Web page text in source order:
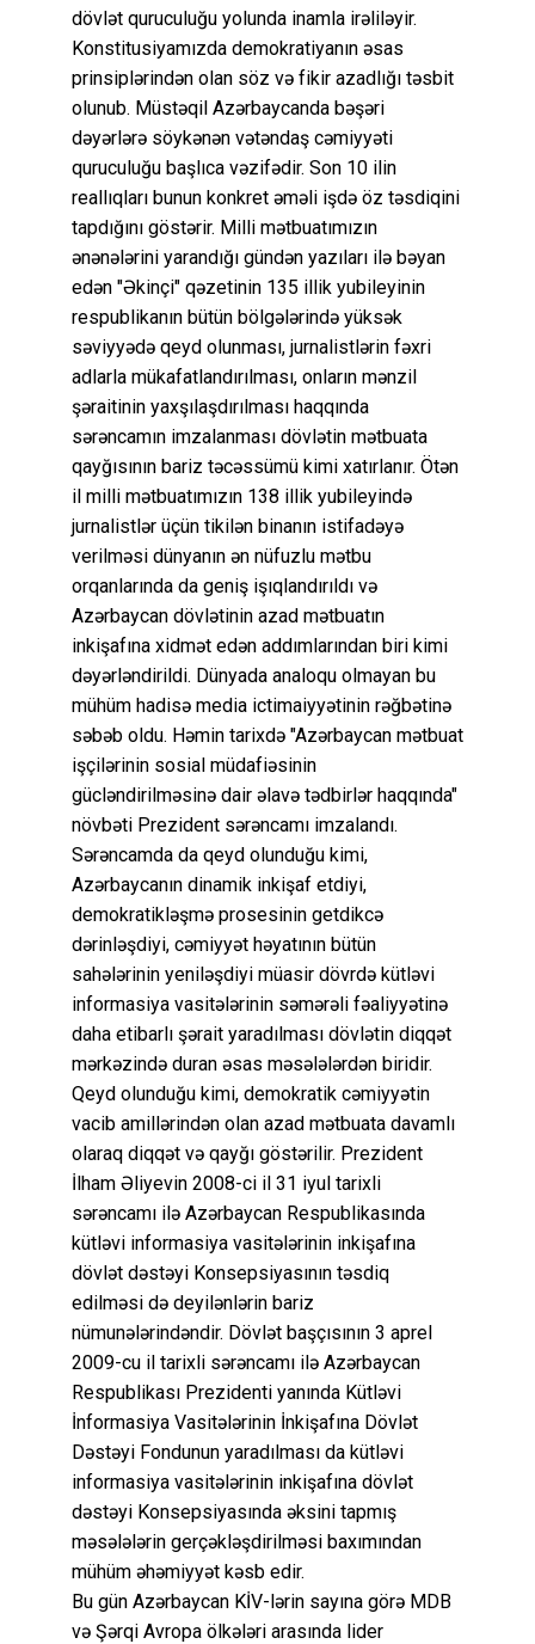
dövlət quruculuğu yolunda inamla irəliləyir.
Konstitusiyamızda demokratiyanın əsas
prinsiplərindən olan söz və fikir azadlığı təsbit
olunub. Müstəqil Azərbaycanda bəşəri
dəyərlərə söykənən vətəndaş cəmiyyəti
quruculuğu başlıca vəzifədir. Son 10 ilin
reallıqları bunun konkret əməli işdə öz təsdiqini
tapdığını göstərir. Milli mətbuatımızın
ənənələrini yarandığı gündən yazıları ilə bəyan
edən "Əkinçi" qəzetinin 135 illik yubileyinin
respublikanın bütün bölgələrində yüksək
səviyyədə qeyd olunması, jurnalistlərin fəxri
adlarla mükafatlandırılması, onların mənzil
şəraitinin yaxşılaşdırılması haqqında
sərəncamın imzalanması dövlətin mətbuata
qayğısının bariz təcəssümü kimi xatırlanır. Ötən
il milli mətbuatımızın 138 illik yubileyində
jurnalistlər üçün tikilən binanın istifadəyə
verilməsi dünyanın ən nüfuzlu mətbu
orqanlarında da geniş işıqlandırıldı və
Azərbaycan dövlətinin azad mətbuatın
inkişafına xidmət edən addımlarından biri kimi
dəyərləndirildi. Dünyada analoqu olmayan bu
mühüm hadisə media ictimaiyyətinin rəğbətinə
səbəb oldu. Həmin tarixdə "Azərbaycan mətbuat
işçilərinin sosial müdafiəsinin
gücləndirilməsinə dair əlavə tədbirlər haqqında"
növbəti Prezident sərəncamı imzalandı.
Sərəncamda da qeyd olunduğu kimi,
Azərbaycanın dinamik inkişaf etdiyi,
demokratikləşmə prosesinin getdikcə
dərinləşdiyi, cəmiyyət həyatının bütün
sahələrinin yeniləşdiyi müasir dövrdə kütləvi
informasiya vasitələrinin səmərəli fəaliyyətinə
daha etibarlı şərait yaradılması dövlətin diqqət
mərkəzində duran əsas məsələlərdən biridir.
Qeyd olunduğu kimi, demokratik cəmiyyətin
vacib amillərindən olan azad mətbuata davamlı
olaraq diqqət və qayğı göstərilir. Prezident
İlham Əliyevin 2008-ci il 31 iyul tarixli
sərəncamı ilə Azərbaycan Respublikasında
kütləvi informasiya vasitələrinin inkişafına
dövlət dəstəyi Konsepsiyasının təsdiq
edilməsi də deyilənlərin bariz
nümunələrindəndir. Dövlət başçısının 3 aprel
2009-cu il tarixli sərəncamı ilə Azərbaycan
Respublikası Prezidenti yanında Kütləvi
İnformasiya Vasitələrinin İnkişafına Dövlət
Dəstəyi Fondunun yaradılması da kütləvi
informasiya vasitələrinin inkişafına dövlət
dəstəyi Konsepsiyasında əksini tapmış
məsələlərin gerçəkləşdirilməsi baxımından
mühüm əhəmiyyət kəsb edir.
Bu gün Azərbaycan KİV-lərin sayına görə MDB
və Şərqi Avropa ölkələri arasında lider